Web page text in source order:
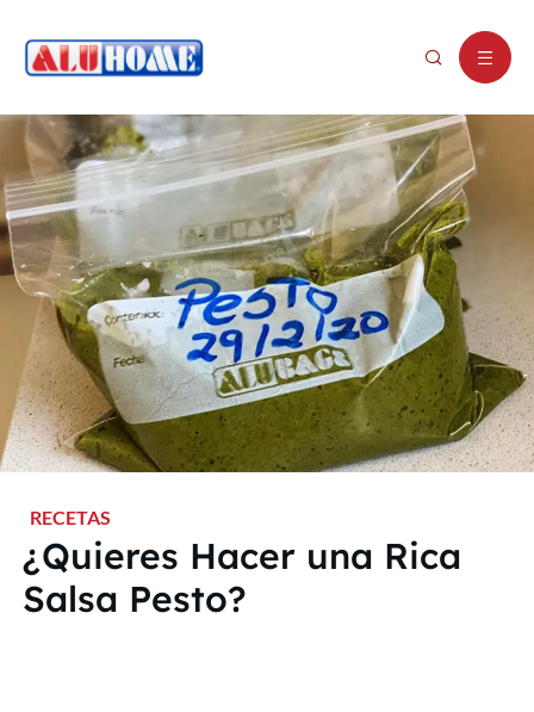
RECETAS
¿Quieres Hacer una Rica
Salsa Pesto?